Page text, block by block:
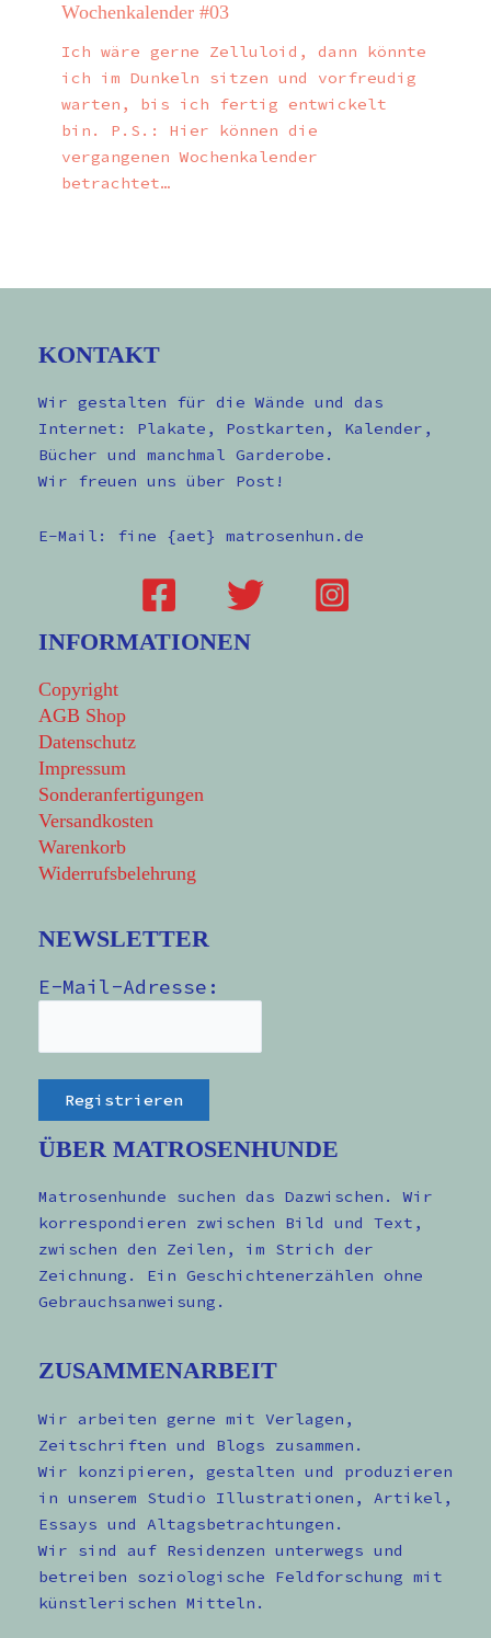
Wochenkalender #03
Ich wäre gerne Zelluloid, dann könnte
ich im Dunkeln sitzen und vorfreudig
warten, bis ich fertig entwickelt
bin. P.S.: Hier können die
vergangenen Wochenkalender
betrachtet…
KONTAKT
Wir gestalten für die Wände und das
Internet: Plakate, Postkarten, Kalender,
Bücher und manchmal Garderobe.
Wir freuen uns über Post!
E-Mail: fine {aet} matrosenhun.de
INFORMATIONEN
Copyright
AGB Shop
Datenschutz
Impressum
Sonderanfertigungen
Versandkosten
Warenkorb
Widerrufsbelehrung
NEWSLETTER
E-Mail-Adresse:
ÜBER MATROSENHUNDE
Matrosenhunde suchen das Dazwischen. Wir
korrespondieren zwischen Bild und Text,
zwischen den Zeilen, im Strich der
Zeichnung. Ein Geschichtenerzählen ohne
Gebrauchsanweisung.
ZUSAMMENARBEIT
Wir arbeiten gerne mit Verlagen,
Zeitschriften und Blogs zusammen.
Wir konzipieren, gestalten und produzieren
in unserem Studio Illustrationen, Artikel,
Essays und Altagsbetrachtungen.
Wir sind auf Residenzen unterwegs und
betreiben soziologische Feldforschung mit
künstlerischen Mitteln.